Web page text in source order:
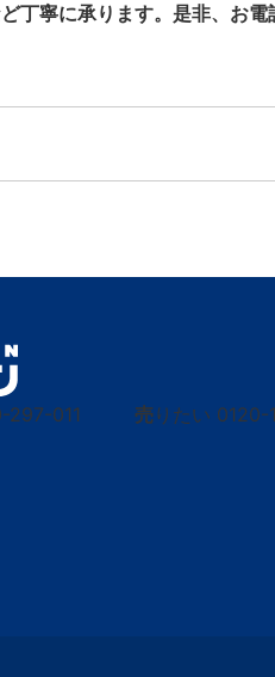
丁寧に承ります。是非、お
297-011 売りたい 0120-